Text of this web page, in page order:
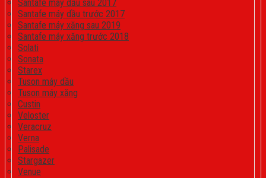
Santafe máy dầu sau 2017
Santafe máy dầu trước 2017
Santafe máy xăng sau 2019
Santafe máy xăng trước 2018
Solati
Sonata
Starex
Tuson máy dầu
Tuson máy xăng
Custin
Veloster
Veracruz
Verna
Palisade
Stargazer
Venue